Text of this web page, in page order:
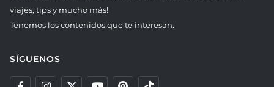
viajes, tips y mucho más!
Tenemos los contenidos que te interesan.
SÍGUENOS